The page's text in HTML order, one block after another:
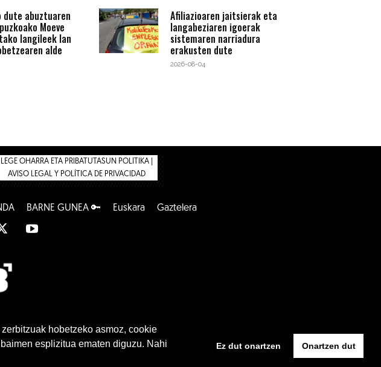
dute abuztuaren
Moeve
langileek lan
alde
Afiliazioaren jaitsierak eta
langabeziaren igoerak
sistemaren narriadura
erakusten dute
2026-08-04
LEGE OHARRA ETA PRIBATUTASUN POLITIKA |
AVISO LEGAL Y POLÍTICA DE PRIVACIDAD
BARNE GUNEA 🔑 Euskara Gaztelera
hobetzeko asmoz, cookie
esplizitua ematen diguzu. Nahi
Ez dut onartzen Onartzen dut